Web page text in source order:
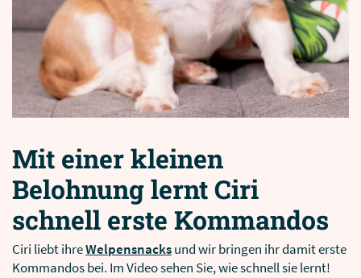
Mit einer kleinen
Belohnung lernt Ciri
schnell erste Kommandos
Ciri liebt ihreWelpensnacksund wir bringen ihr damit erste
Kommandos bei. Im Video sehen Sie, wie schnell sie lernt!